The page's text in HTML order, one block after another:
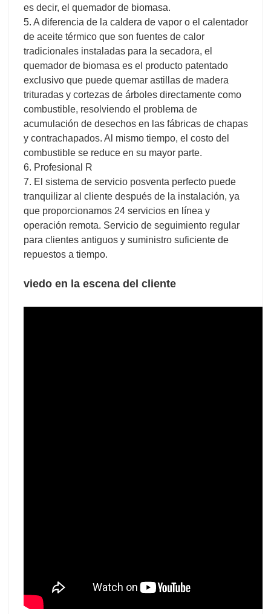
es decir, el quemador de biomasa.
5. A diferencia de la caldera de vapor o el calentador
de aceite térmico que son fuentes de calor
tradicionales instaladas para la secadora, el
quemador de biomasa es el producto patentado
exclusivo que puede quemar astillas de madera
trituradas y cortezas de árboles directamente como
combustible, resolviendo el problema de
acumulación de desechos en las fábricas de chapas
y contrachapados. Al mismo tiempo, el costo del
combustible se reduce en su mayor parte.
6. Profesional R
7. El sistema de servicio posventa perfecto puede
tranquilizar al cliente después de la instalación, ya
que proporcionamos 24 servicios en línea y
operación remota. Servicio de seguimiento regular
para clientes antiguos y suministro suficiente de
repuestos a tiempo.
viedo en la escena del cliente